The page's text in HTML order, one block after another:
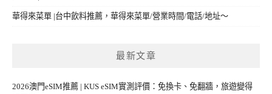
華得來菜單 |台中飲料推薦，華得來菜單/營業時間/電話/地址～
最新文章
2026澳門eSIM推薦 | KUS eSIM實測評價：免換卡、免翻牆，旅遊變得